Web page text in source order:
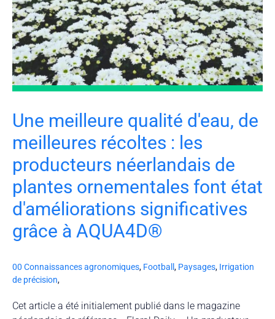
Une meilleure qualité d'eau, de
meilleures récoltes : les
producteurs néerlandais de
plantes ornementales font état
d'améliorations significatives
grâce à AQUA4D®
00 Connaissances agronomiques, Football , Paysages, Irrigation
de précision,
Cet article a été initialement publié dans le magazine